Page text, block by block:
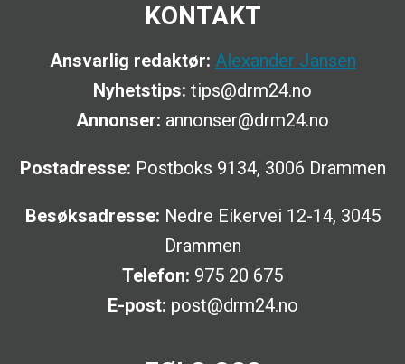
KONTAKT
Ansvarlig redaktør: Alexander Jansen
Nyhetstips: tips@drm24.no
Annonser: annonser@drm24.no
Postadresse: Postboks 9134, 3006 Drammen
Besøksadresse: Nedre Eikervei 12-14, 3045
Drammen
Telefon: 975 20 675
E-post: post@drm24.no